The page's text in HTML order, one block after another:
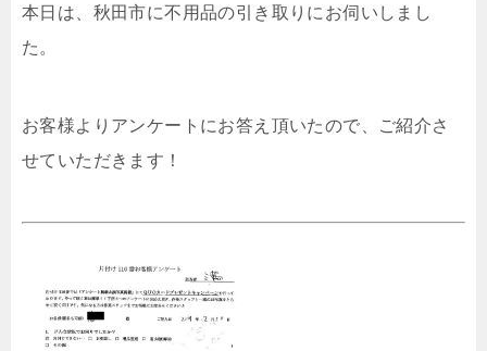
本日は、秋田市に不用品の引き取りにお伺いしまし
た。
お客様よりアンケートにお答え頂いたので、ご紹介さ
せていただきます！